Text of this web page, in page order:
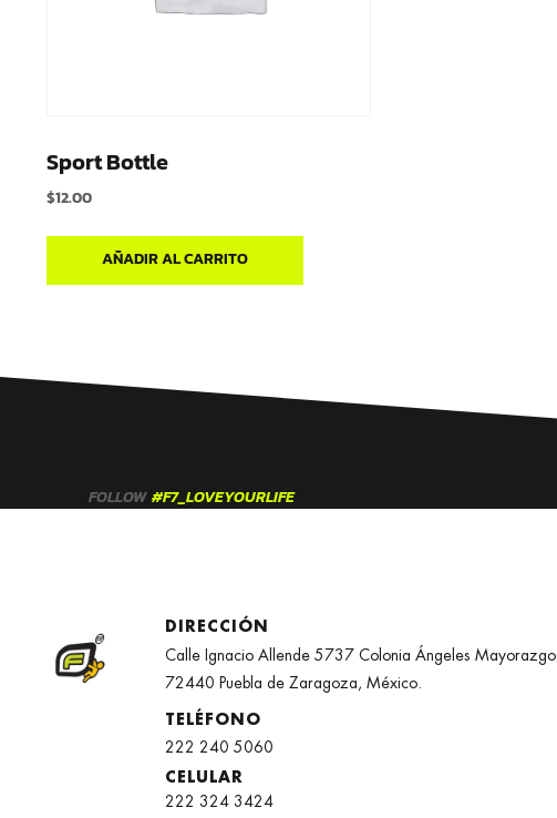
Sport Bottle
$12.00
AÑADIR AL CARRITO
FOLLOW #F7_LOVEYOURLIFE
DIRECCIÓN
Calle Ignacio Allende 5737 Colonia Ángeles Mayorazgo
72440 Puebla de Zaragoza, México.
TELÉFONO
222 240 5060
CELULAR
222 324 3424